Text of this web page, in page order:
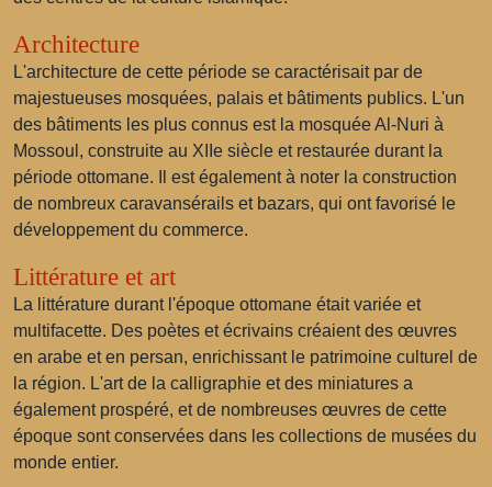
Architecture
L'architecture de cette période se caractérisait par de
majestueuses mosquées, palais et bâtiments publics. L'un
des bâtiments les plus connus est la mosquée Al-Nuri à
Mossoul, construite au XIIe siècle et restaurée durant la
période ottomane. Il est également à noter la construction
de nombreux caravansérails et bazars, qui ont favorisé le
développement du commerce.
Littérature et art
La littérature durant l'époque ottomane était variée et
multifacette. Des poètes et écrivains créaient des œuvres
en arabe et en persan, enrichissant le patrimoine culturel de
la région. L'art de la calligraphie et des miniatures a
également prospéré, et de nombreuses œuvres de cette
époque sont conservées dans les collections de musées du
monde entier.